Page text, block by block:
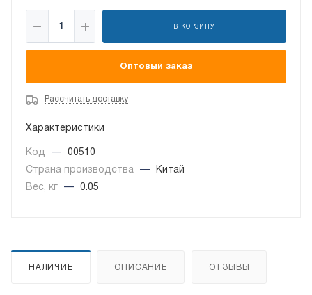
В КОРЗИНУ
Оптовый заказ
Рассчитать доставку
Характеристики
Код —
00510
Страна производства
—
Китай
Вес, кг
— 0.05
НАЛИЧИЕ ОПИСАНИЕ ОТЗЫВЫ